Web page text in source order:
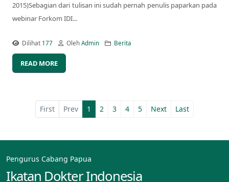
2015)Sebagian dari tulisan ini sudah pernah penulis paparkan pada
webinar Forkom IDI...
Dilihat 177 OlehAdmin Berita
READ MORE
First Prev 1 2 3 4 5 Next Last
Pengurus Cabang Papua
Ikatan Dokter Indonesia